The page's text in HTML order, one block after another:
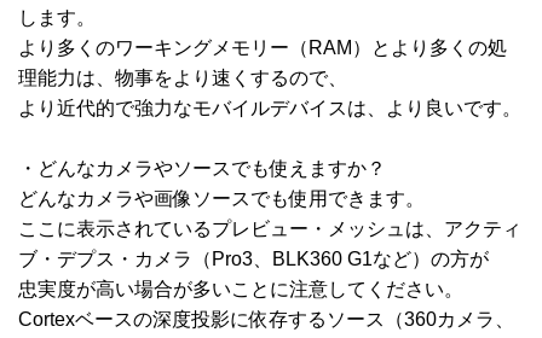
します。
より多くのワーキングメモリー（RAM）とより多くの処
理能力は、物事をより速くするので、
より近代的で強力なモバイルデバイスは、より良いです。
・どんなカメラやソースでも使えますか？
どんなカメラや画像ソースでも使用できます。
ここに表示されているプレビュー・メッシュは、アクティ
ブ・デプス・カメラ（Pro3、BLK360 G1など）の方が
忠実度が高い場合が多いことに注意してください。
Cortexベースの深度投影に依存するソース（360カメラ、